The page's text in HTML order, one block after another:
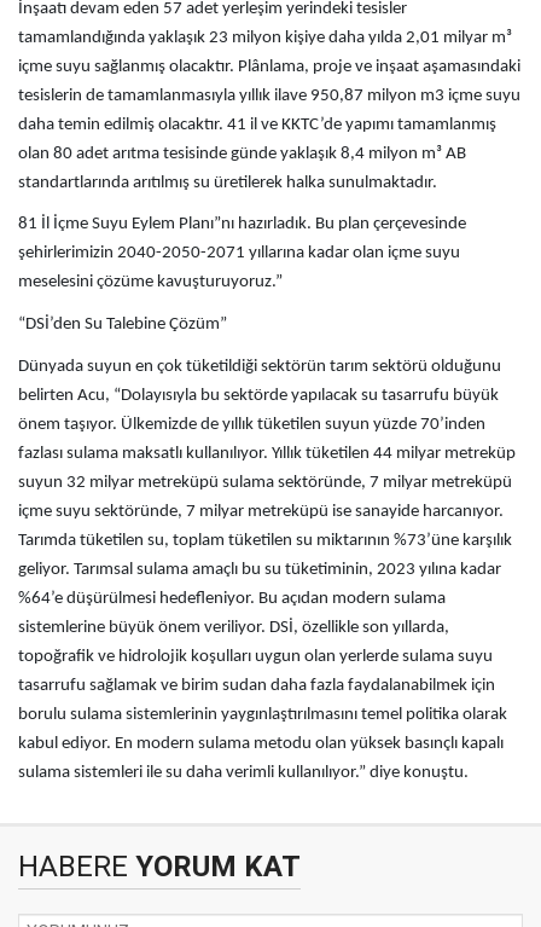
İnşaatı devam eden 57 adet yerleşim yerindeki tesisler
tamamlandığında yaklaşık 23 milyon kişiye daha yılda 2,01 milyar m³
içme suyu sağlanmış olacaktır. Plânlama, proje ve inşaat aşamasındaki
tesislerin de tamamlanmasıyla yıllık ilave 950,87 milyon m3 içme suyu
daha temin edilmiş olacaktır. 41 il ve KKTC’de yapımı tamamlanmış
olan 80 adet arıtma tesisinde günde yaklaşık 8,4 milyon m³ AB
standartlarında arıtılmış su üretilerek halka sunulmaktadır.
81 İl İçme Suyu Eylem Planı”nı hazırladık. Bu plan çerçevesinde
şehirlerimizin 2040-2050-2071 yıllarına kadar olan içme suyu
meselesini çözüme kavuşturuyoruz.”
“DSİ’den Su Talebine Çözüm”
Dünyada suyun en çok tüketildiği sektörün tarım sektörü olduğunu
belirten Acu, “Dolayısıyla bu sektörde yapılacak su tasarrufu büyük
önem taşıyor. Ülkemizde de yıllık tüketilen suyun yüzde 70’inden
fazlası sulama maksatlı kullanılıyor. Yıllık tüketilen 44 milyar metreküp
suyun 32 milyar metreküpü sulama sektöründe, 7 milyar metreküpü
içme suyu sektöründe, 7 milyar metreküpü ise sanayide harcanıyor.
Tarımda tüketilen su, toplam tüketilen su miktarının %73’üne karşılık
geliyor. Tarımsal sulama amaçlı bu su tüketiminin, 2023 yılına kadar
%64’e düşürülmesi hedefleniyor. Bu açıdan modern sulama
sistemlerine büyük önem veriliyor. DSİ, özellikle son yıllarda,
topoğrafik ve hidrolojik koşulları uygun olan yerlerde sulama suyu
tasarrufu sağlamak ve birim sudan daha fazla faydalanabilmek için
borulu sulama sistemlerinin yaygınlaştırılmasını temel politika olarak
kabul ediyor. En modern sulama metodu olan yüksek basınçlı kapalı
sulama sistemleri ile su daha verimli kullanılıyor.” diye konuştu.
HABERE YORUM KAT